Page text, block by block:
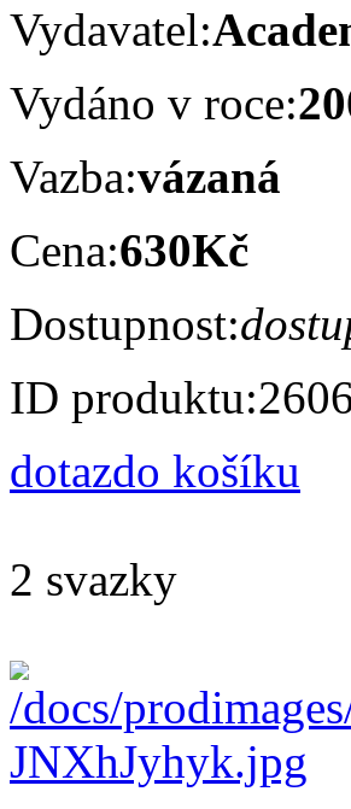
Vydavatel:
Vydáno v roce:
Vazba:vázaná
Cena:630Kč
Dostupnost:
ID produktu:
dotazdo košíku
2 svazky